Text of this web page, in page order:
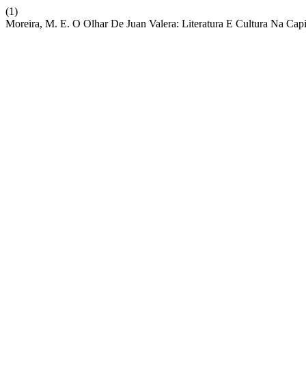
(1)
Moreira, M. E. O Olhar De Juan Valera: Literatura E Cultura Na